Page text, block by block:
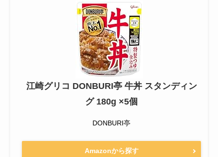
江崎グリコ DONBURI亭 牛丼 スタンディン
グ 180g ×5個
DONBURI亭
Amazonから探す